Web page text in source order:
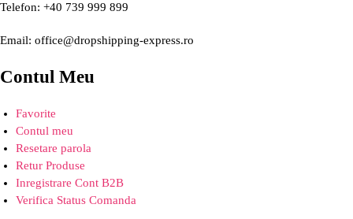
Telefon: +40 739 999 899
Email: office@dropshipping-express.ro
Contul Meu
Favorite
Contul meu
Resetare parola
Retur Produse
Inregistrare Cont B2B
Verifica Status Comanda